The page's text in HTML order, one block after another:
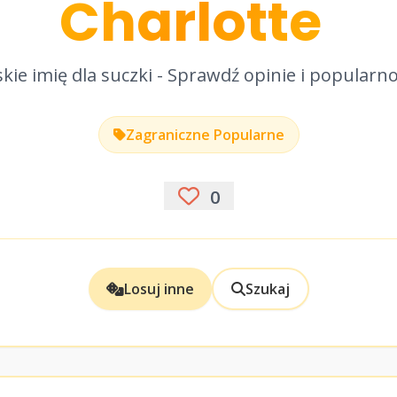
Charlotte
imię dla suczki - Sprawdź opinie i
Zagraniczne Popularne
0
Losuj inne Szukaj